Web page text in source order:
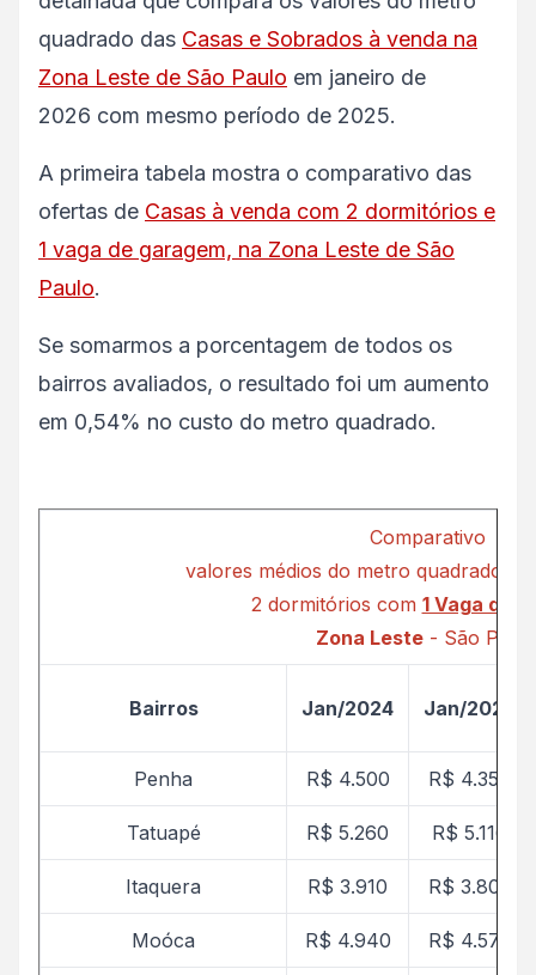
quadrado das Casas e Sobrados à venda na
Zona Leste de São Paulo em janeiro de
2026 com mesmo período de 2025.
A primeira tabela mostra o comparativo das
ofertas de Casas à venda com 2 dormitórios e
1 vaga de garagem, na Zona Leste de São
Paulo.
Se somarmos a porcentagem de todos os
bairros avaliados, o resultado foi um aumento
em 0,54% no custo do metro quadrado.
Comparativo
valores médios do metro quadrado
2 dormitórios com 1 Vaga de
Zona Leste - São
Bairros Jan/2024 Jan/2025
Penha R$ 4.500 R$ 4.357
Tatuapé R$ 5.260 R$ 5.116
Itaquera R$ 3.910 R$ 3.805
Moóca R$ 4.940 R$ 4.578